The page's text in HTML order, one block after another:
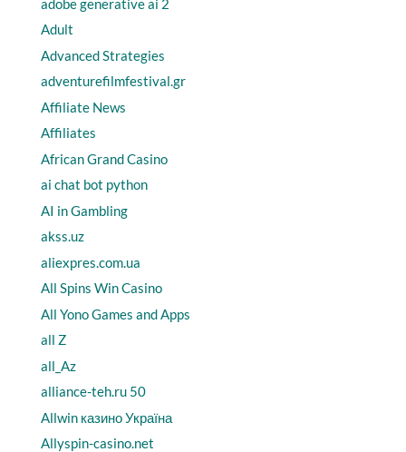
Adult
Advanced Strategies
adventurefilmfestival.gr
Affiliate News
Affiliates
African Grand Casino
ai chat bot python
AI in Gambling
akss.uz
aliexpres.com.ua
All Spins Win Casino
All Yono Games and Apps
all Z
all_Az
alliance-teh.ru 50
Allwin казино Україна
Allyspin-casino.net